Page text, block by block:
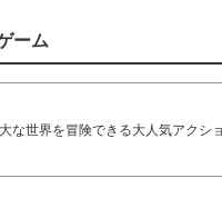
ーム
な世界を冒険できる大人気アクシ